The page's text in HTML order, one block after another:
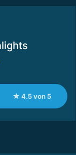
★ 4.5 von 5